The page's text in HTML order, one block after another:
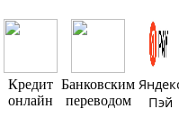
Кредит
онлайн
Банковским
переводом
Пэй